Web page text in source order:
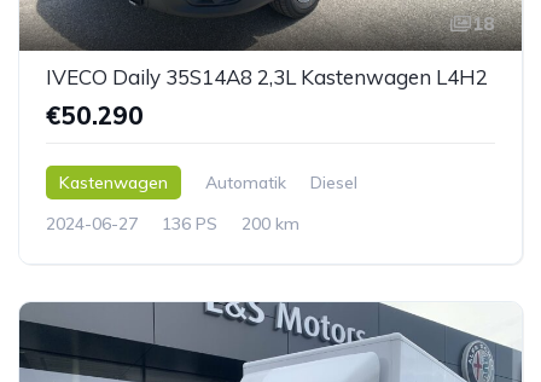
18
IVECO Daily 35S14A8 2,3L Kastenwagen L4H2
€50.290
Kastenwagen Automatik
Diesel
2024-06-27
136 PS 200 km